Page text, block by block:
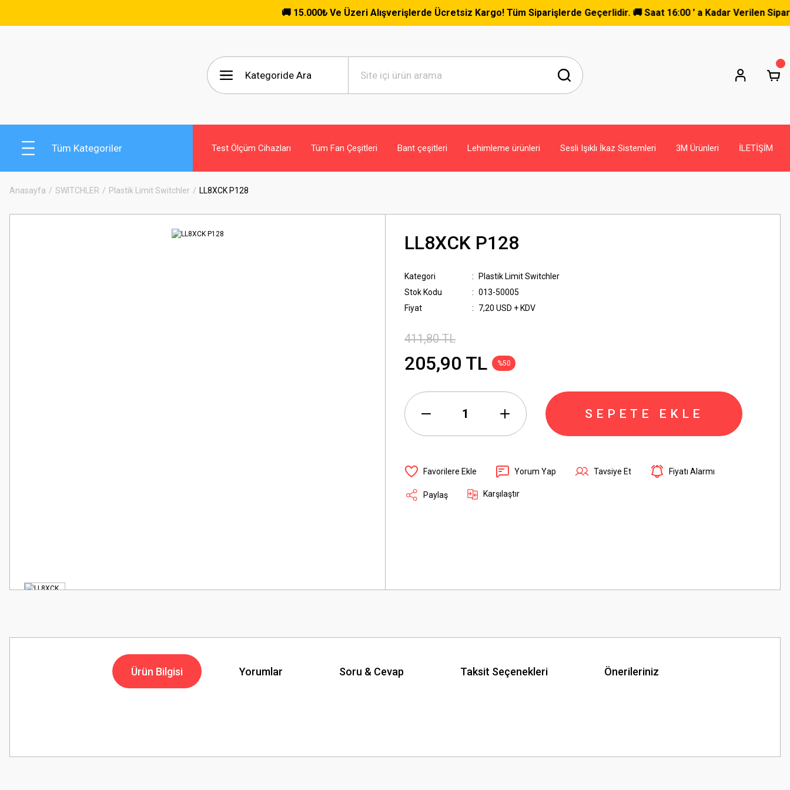
🚚 15.000₺ Ve Üzeri Alışverişlerde Ücretsiz Kargo! Tüm Siparişlerde Geçerlidir. 🚚 Saat 16:00 ' a Kadar Verilen Siparişler
Tüm Kategoriler Test Ölçüm Cihazları Tüm Fan Çeşitleri Bant çeşitleri Lehimleme ürünleri Sesli Işıklı İkaz Sistemleri 3M Ürünleri İLETİŞİM
Anasayfa SWITCHLER Plastik Limit Switchler LL8XCK P128
LL8XCK P128
Kategori
Plastik Limit Switchler
Stok Kodu
013-50005
Fiyat
7,20 USD + KDV
411,80 TL
205,90 TL %50
SEPETE EKLE
Yorum Yap Tavsiye Et Fiyatı Alarmı
Paylaş Karşılaştır
Ürün Bilgisi Yorumlar Soru & Cevap Taksit Seçenekleri Önerileriniz
Görüş ve önerileriniz için teşekkür ederiz.